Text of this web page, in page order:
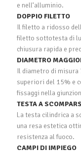
e nell’alluminio.
DOPPIO FILETTO
Il filetto a ridosso
filetto sottotesta di
chiusura rapida e
DIAMETRO
Il diametro di misura
superiori del 15% e
fissaggi nella
TESTA A
La testa cilindrica a
una resa estetica
resistenza al fuoco.
CAMPI DI IMPIEGO